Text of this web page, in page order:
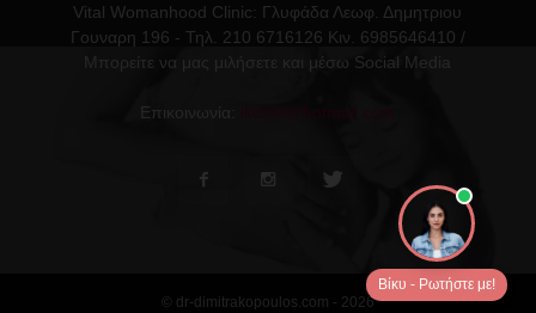
Vital Womanhood Clinic: Γλυφάδα Λεωφ. Δημητριου
Γουναρη 196 - Τηλ. 210 6716126 Κιν. 6985646410 /
Μπορείτε να μας μιλήσετε και μέσω Social Media
Επικοινωνία: ikdmd@hotmail.com
© dr-dimitrakopoulos.com - 2026
Βίκυ - Ρωτήστε με!